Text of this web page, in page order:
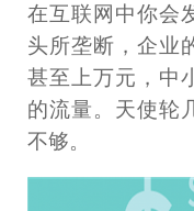
在互联网中你会
头所垄断，企业
甚至上万元，中
的流量。天使轮
不够。